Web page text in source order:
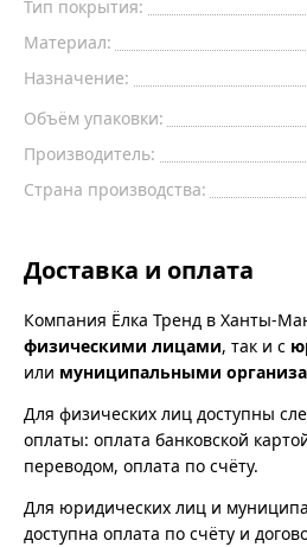
Тип покрытия:
Материал:
Назначение:
Объём упаковки:
Производитель:
Страна производства:
Доставка и оплата
Компания Ёлка Тренд в Ханты-
физическими лицами, так и с
или муниципальными
Для физических лиц доступны
оплаты: оплата банковской
переводом, оплата по счёту.
Для юридических лиц и
доступна оплата по счёту и